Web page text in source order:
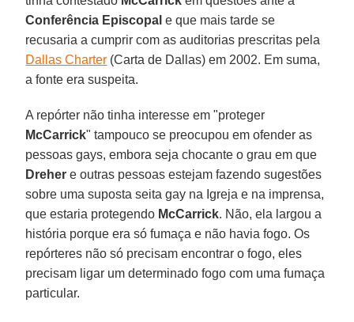
Conferência Episcopal e que mais tarde se
recusaria a cumprir com as auditorias prescritas pela
Dallas Charter (Carta de Dallas) em 2002. Em suma,
a fonte era suspeita.
A repórter não tinha interesse em "proteger
McCarrick" tampouco se preocupou em ofender as
pessoas gays, embora seja chocante o grau em que
Dreher e outras pessoas estejam fazendo sugestões
sobre uma suposta seita gay na Igreja e na imprensa,
que estaria protegendo McCarrick. Não, ela largou a
história porque era só fumaça e não havia fogo. Os
repórteres não só precisam encontrar o fogo, eles
precisam ligar um determinado fogo com uma fumaça
particular.